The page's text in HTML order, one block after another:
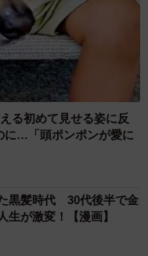
る初めて見せる姿に反
…「頭ポンポンが愛に
黒髪時代 30代後半で金
が激変！【漫画】